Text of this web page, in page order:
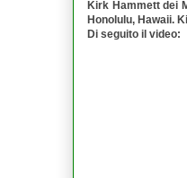
Kirk Hammett dei
Honolulu, Hawaii.
Di seguito il video: